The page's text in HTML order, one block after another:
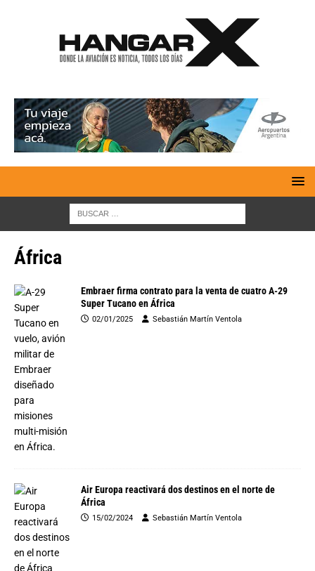
África
Embraer firma contrato para la venta de cuatro A-29
Super Tucano en África
02/01/2025 Sebastián Martín Ventola
Air Europa reactivará dos destinos en el norte de
África
15/02/2024 Sebastián Martín Ventola